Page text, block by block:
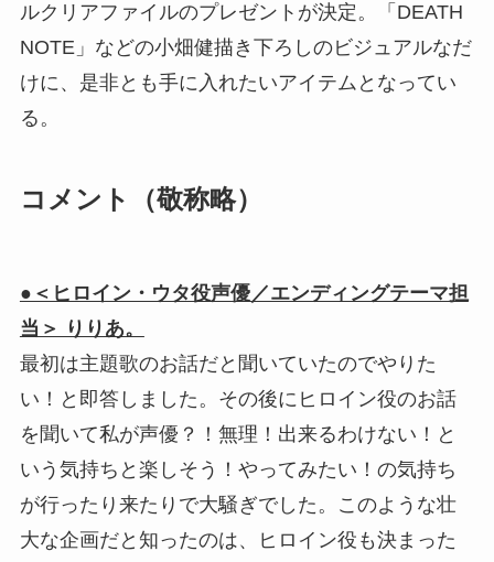
ルクリアファイルのプレゼントが決定。「DEATH
NOTE」などの小畑健描き下ろしのビジュアルなだ
けに、是非とも手に入れたいアイテムとなってい
る。
コメント（敬称略）
●＜ヒロイン・ウタ役声優／エンディングテーマ担
当＞ りりあ。
最初は主題歌のお話だと聞いていたのでやりた
い！と即答しました。その後にヒロイン役のお話
を聞いて私が声優？！無理！出来るわけない！と
いう気持ちと楽しそう！やってみたい！の気持ち
が行ったり来たりで大騒ぎでした。このような壮
大な企画だと知ったのは、ヒロイン役も決まった